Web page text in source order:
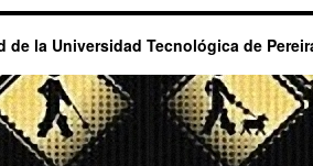
de la Universidad Tecnológica de